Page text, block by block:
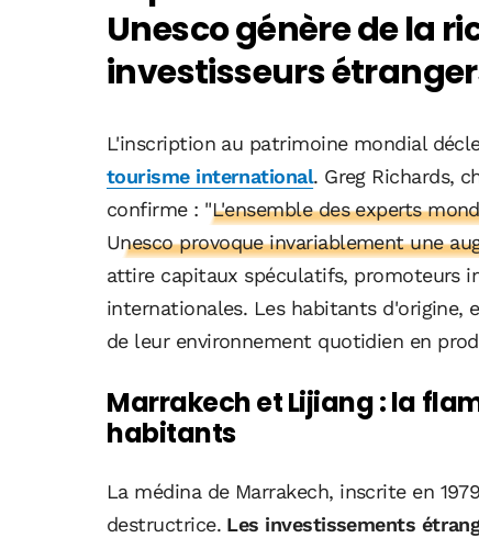
Unesco génère de la
investisseurs
L'inscription au patrimoine mondial
tourisme international. Greg Richards,
confirme : "L'ensemble des experts
Unesco provoque invariablement une
attire capitaux spéculatifs, promoteurs
internationales. Les habitants d'origine,
de leur environnement quotidien en
Marrakech et Lijiang : la
habitants
La médina de Marrakech, inscrite en
destructrice.Les investissements